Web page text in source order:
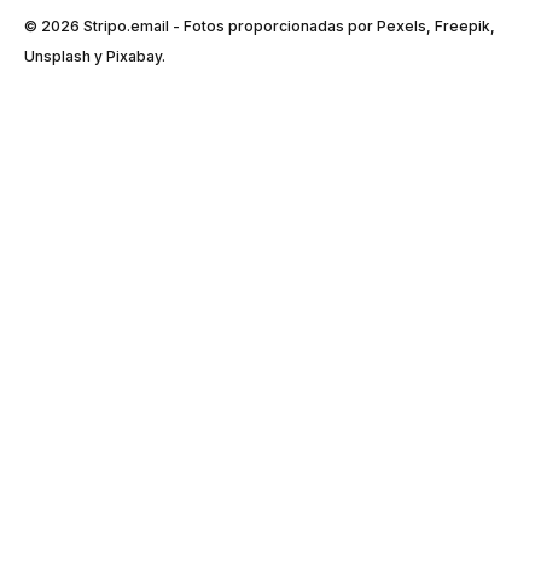
© 2026 Stripо.email - Fotos proporcionadas por Pexels, Freepik,
Unsplash y Pixabay.